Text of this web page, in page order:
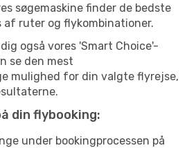
søgemaskine finder de bedste
ruter og flykombinationer.
også vores 'Smart Choice'-
se den mest
mulighed for din valgte flyrejse,
din flybooking:
under bookingprocessen på